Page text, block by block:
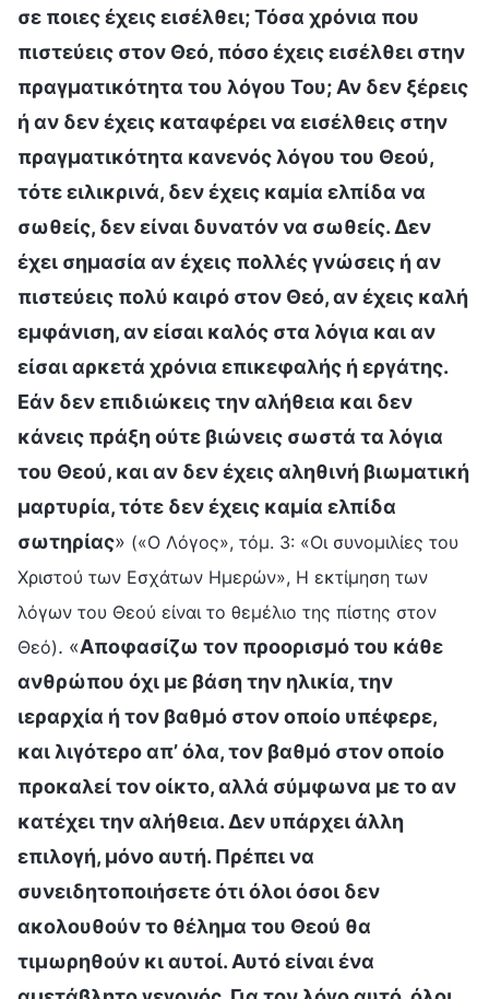
σε ποιες έχεις εισέλθει; Τόσα χρόνια που
πιστεύεις στον Θεό, πόσο έχεις εισέλθει στην
πραγματικότητα του λόγου Του; Αν δεν ξέρεις
ή αν δεν έχεις καταφέρει να εισέλθεις στην
πραγματικότητα κανενός λόγου του Θεού,
τότε ειλικρινά, δεν έχεις καμία ελπίδα να
σωθείς, δεν είναι δυνατόν να σωθείς. Δεν
έχει σημασία αν έχεις πολλές γνώσεις ή αν
πιστεύεις πολύ καιρό στον Θεό, αν έχεις καλή
εμφάνιση, αν είσαι καλός στα λόγια και αν
είσαι αρκετά χρόνια επικεφαλής ή εργάτης.
Εάν δεν επιδιώκεις την αλήθεια και δεν
κάνεις πράξη ούτε βιώνεις σωστά τα λόγια
του Θεού, και αν δεν έχεις αληθινή βιωματική
μαρτυρία, τότε δεν έχεις καμία ελπίδα
σωτηρίας» («Ο Λόγος», τόμ. 3: «Οι συνομιλίες του
Χριστού των Εσχάτων Ημερών», Η εκτίμηση των
λόγων του Θεού είναι το θεμέλιο της πίστης στον
Θεό). «Αποφασίζω τον προορισμό του κάθε
ανθρώπου όχι με βάση την ηλικία, την
ιεραρχία ή τον βαθμό στον οποίο υπέφερε,
και λιγότερο απ’ όλα, τον βαθμό στον οποίο
προκαλεί τον οίκτο, αλλά σύμφωνα με το αν
κατέχει την αλήθεια. Δεν υπάρχει άλλη
επιλογή, μόνο αυτή. Πρέπει να
συνειδητοποιήσετε ότι όλοι όσοι δεν
ακολουθούν το θέλημα του Θεού θα
τιμωρηθούν κι αυτοί. Αυτό είναι ένα